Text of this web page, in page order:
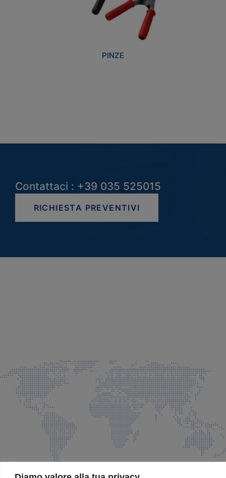
PINZE
Contattaci : +39 035 525015
RICHIESTA PREVENTIVI
info@faeg.it
COMMERCIALE E SPEDIZIONI
Via Padre Elzi, 32 Grassobbio (BG)
035 525015
035 335037
info@faeg.it
SITE MAP